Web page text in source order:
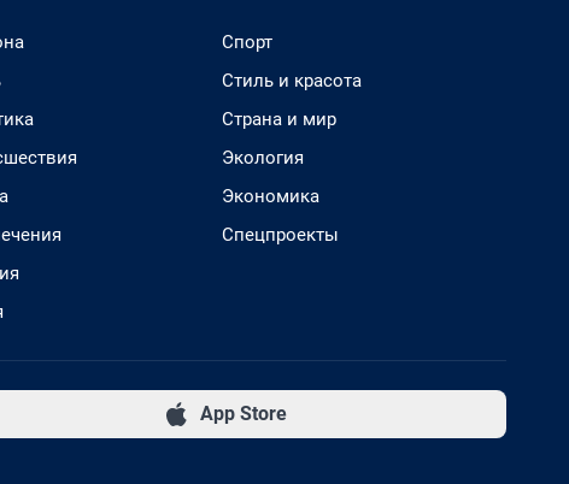
Спорт
Стиль и красота
Страна и мир
Экология
Экономика
Спецпроекты
App Store